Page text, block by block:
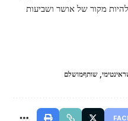
מקור של אושר ושביעות
שותףמושלם